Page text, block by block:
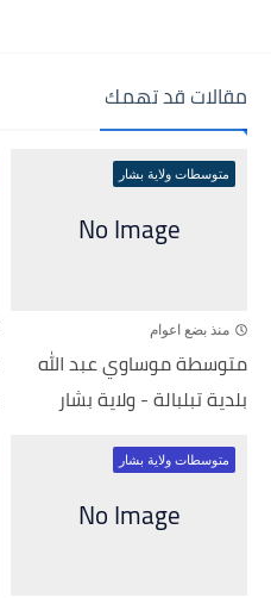
مقالات قد تهمك
متوسطات ولاية بشار
منذ بضع اعوام
متوسطة موساوي عبد الله
بلدية تبلبالة - ولاية بشار
متوسطات ولاية بشار